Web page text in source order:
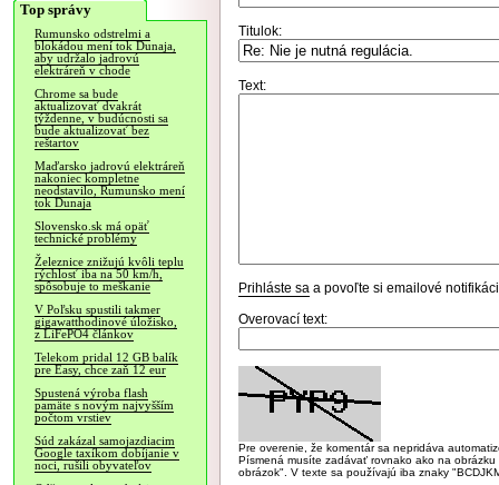
Top správy
Rumunsko odstrelmi a
blokádou mení tok Dunaja,
aby udržalo jadrovú
elektráreň v chode
Chrome sa bude
aktualizovať dvakrát
týždenne, v budúcnosti sa
bude aktualizovať bez
reštartov
Maďarsko jadrovú elektráreň
nakoniec kompletne
neodstavilo, Rumunsko mení
tok Dunaja
Slovensko.sk má opäť
technické problémy
Železnice znižujú kvôli teplu
rýchlosť iba na 50 km/h,
spôsobuje to meškanie
V Poľsku spustili takmer
gigawatthodinové úložisko,
z LiFePO4 článkov
Telekom pridal 12 GB balík
pre Easy, chce zaň 12 eur
Spustená výroba flash
pamäte s novým najvyšším
počtom vrstiev
Súd zakázal samojazdiacim
Google taxíkom dobíjanie v
noci, rušili obyvateľov
Titulok:
Text:
Prihláste sa a povoľte si emailové
Overovací text:
Pre overenie, že komentár sa nepridáva
Písmená musíte zadávať rovnako ako na
obrázok". V texte sa používajú iba znaky